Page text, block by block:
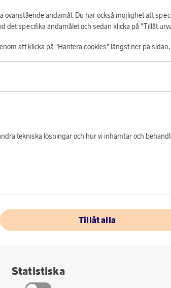
Iittala Tjäna 183 poäng
ändamål. Du har också möjlighet att
specifika ändamålet och sedan klicka på "Tillåt
att klicka på "Hantera cookies" längst ner på sidan.
tekniska lösningar och hur vi inhämtar och
Tillåt alla
Statistiska